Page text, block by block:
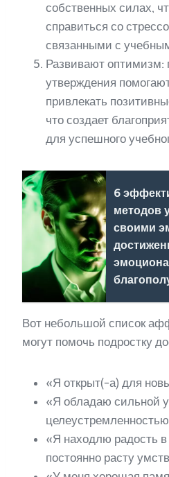
собственных силах,
справиться со
связанными с
Развивают оптимизм:
утверждения
привлекать
что создает
для успешного
6
методов
своими
Вот небольшой список
могут помочь подростку
«Я открыт(-а) для
«Я обладаю сильной
«Я находлю радость
постоянно расту